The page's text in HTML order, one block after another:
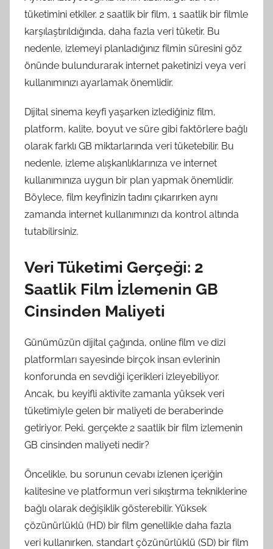
tüketimini etkiler. 2 saatlik bir film, 1 saatlik bir filmle
karşılaştırıldığında, daha fazla veri tüketir. Bu
nedenle, izlemeyi planladığınız filmin süresini göz
önünde bulundurarak internet paketinizi veya veri
kullanımınızı ayarlamak önemlidir.
Dijital sinema keyfi yaşarken izlediğiniz film,
platform, kalite, boyut ve süre gibi faktörlere bağlı
olarak farklı GB miktarlarında veri tüketebilir. Bu
nedenle, izleme alışkanlıklarınıza ve internet
kullanımınıza uygun bir plan yapmak önemlidir.
Böylece, film keyfinizin tadını çıkarırken aynı
zamanda internet kullanımınızı da kontrol altında
tutabilirsiniz.
Veri Tüketimi Gerçeği: 2
Saatlik Film İzlemenin GB
Cinsinden Maliyeti
Günümüzün dijital çağında, online film ve dizi
platformları sayesinde birçok insan evlerinin
konforunda en sevdiği içerikleri izleyebiliyor.
Ancak, bu keyifli aktivite zamanla yüksek veri
tüketimiyle gelen bir maliyeti de beraberinde
getiriyor. Peki, gerçekte 2 saatlik bir film izlemenin
GB cinsinden maliyeti nedir?
Öncelikle, bu sorunun cevabı izlenen içeriğin
kalitesine ve platformun veri sıkıştırma tekniklerine
bağlı olarak değişiklik gösterebilir. Yüksek
çözünürlüklü (HD) bir film genellikle daha fazla
veri kullanırken, standart çözünürlüklü (SD) bir film